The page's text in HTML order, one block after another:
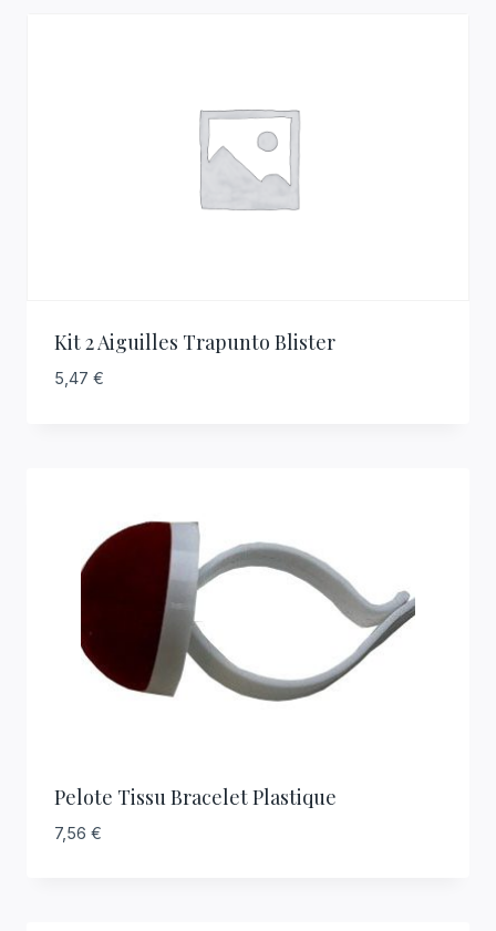
Kit 2 Aiguilles Trapunto Blister
5,47 €
Pelote Tissu Bracelet Plastique
7,56 €